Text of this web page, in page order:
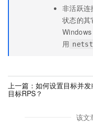
非活跃连
状态的其
Windows
用
上一篇： 如何设置目标并发
目标RPS？
该文